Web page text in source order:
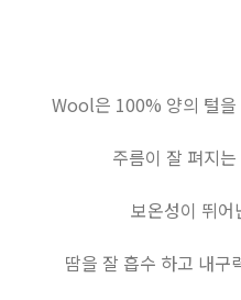
Wool은 100% 양의 털
주름이 잘 펴지
보온성이 뛰어
땀을 잘 흡수 하고 내